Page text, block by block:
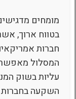
מומחים
בטווח ארוך,
חברות
המסלול מאפשר
עליות בשוק
השקעה בחברות